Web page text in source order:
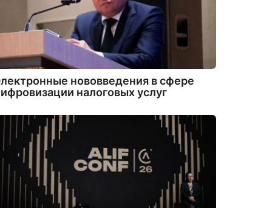
нововведения в сфере
налоговых услуг